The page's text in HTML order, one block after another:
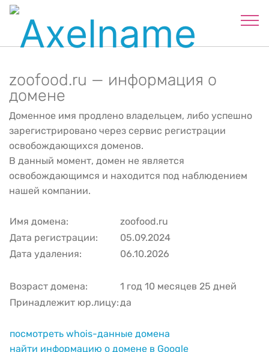
zoofood.ru — информация о
домене
Доменное имя продлено владельцем, либо успешно
зарегистрировано через сервис регистрации
освобождающихся доменов.
В данный момент, домен не является
освобождающимся и находится под наблюдением
нашей компании.
Имя домена:
zoofood.ru
Дата регистрации:
05.09.2024
Дата удаления:
06.10.2026
Возраст домена:
1 год 10 месяцев 25 дней
Принадлежит юр.лицу:да
посмотреть whois-данные домена
найти информацию о домене в Google